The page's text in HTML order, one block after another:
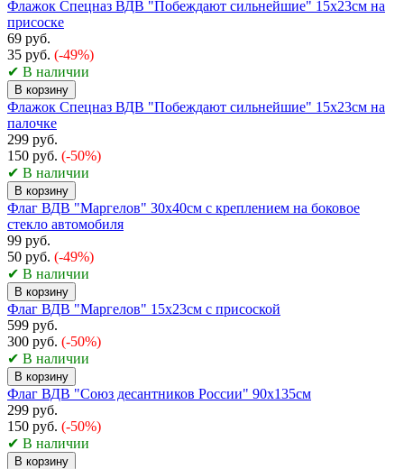
Флажок Спецназ ВДВ "Побеждают сильнейшие" 15х23см на
присоске
69 руб.
35 руб. (-49%)
✔ В наличии
В корзину
Флажок Спецназ ВДВ "Побеждают сильнейшие" 15х23см на
палочке
299 руб.
150 руб. (-50%)
✔ В наличии
В корзину
Флаг ВДВ "Маргелов" 30х40см с креплением на боковое
стекло автомобиля
99 руб.
50 руб. (-49%)
✔ В наличии
В корзину
Флаг ВДВ "Маргелов" 15х23см с присоской
599 руб.
300 руб. (-50%)
✔ В наличии
В корзину
Флаг ВДВ "Союз десантников России" 90х135см
299 руб.
150 руб. (-50%)
✔ В наличии
В корзину